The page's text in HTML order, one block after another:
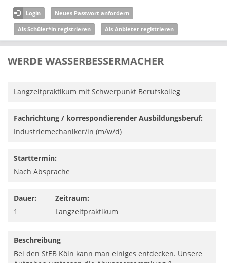
Direkt zum Inhalt
Login Neues Passwort anfordern
Als Schüler*in registrieren Als Anbieter registrieren
WERDE WASSERBESSERMACHER
Langzeitpraktikum mit Schwerpunkt Berufskolleg
Fachrichtung / korrespondierender Ausbildungsberuf:
Industriemechaniker/in (m/w/d)
Starttermin:
Nach Absprache
Dauer:
1
Zeitraum:
Langzeitpraktikum
Beschreibung
Bei den StEB Köln kann man einiges entdecken. Unsere